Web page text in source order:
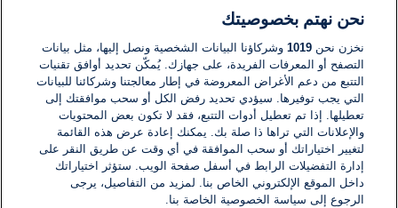
لا توجد تعليقات مكتوبة حتى الآن. كن الأول!
اكتب تعليقًا جديدًا ...
نحن نهتم بخصوصيتك
نخزن نحن1019 وشركاؤنا البيانات الشخصية ونصل إليها، مثل بيانات
التصفح أو المعرفات الفريدة، على جهازك. يُمكّن تحديد أوافق تقنيات
التتبع من دعم الأغراض المعروضة في إطار معالجتنا وشركائنا للبيانات
التي يجب توفيرها. سيؤدي تحديد رفض الكل أو سحب موافقتك إلى
تعطيلها. إذا تم تعطيل أدوات التتبع، فقد لا تكون بعض المحتويات
والإعلانات التي تراها ذا صلة بك. يمكنك إعادة عرض هذه القائمة
لتغيير اختياراتك أو سحب الموافقة في أي وقت عن طريق النقر على
إدارة التفضيلات الرابط في أسفل صفحة الويب. ستؤثر اختياراتك
داخل الموقع الإلكتروني الخاص بنا. لمزيد من التفاصيل، يرجى
الرجوع إلى سياسة الخصوصية الخاصة بنا.